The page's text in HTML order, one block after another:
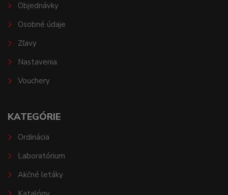
Objednávky
Osobné údaje
Zľavy
Nastavenia
Vouchery
KATEGÓRIE
Ordinácia
Laboratórium
Akčné letáky